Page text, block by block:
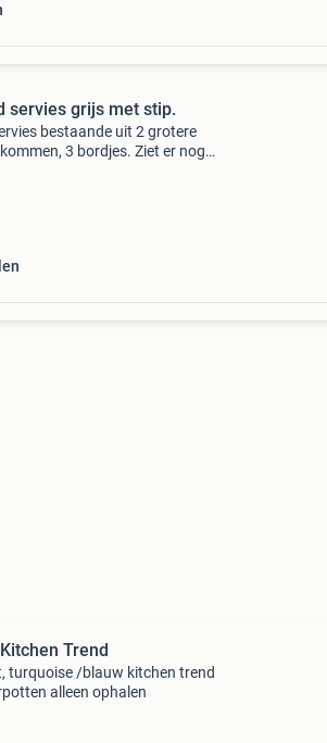
servies grijs met stip.
bestaande uit 2 grotere
3 bordjes. Ziet er nog
Trend
turquoise /blauw kitchen trend
alleen ophalen